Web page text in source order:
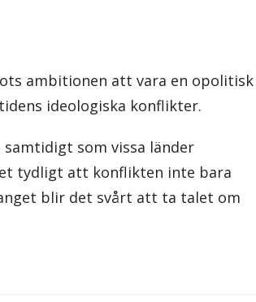
ambitionen att vara en opolitisk
ideologiska konflikter.
som vissa länder
tydligt att konflikten inte bara
blir det svårt att ta talet om